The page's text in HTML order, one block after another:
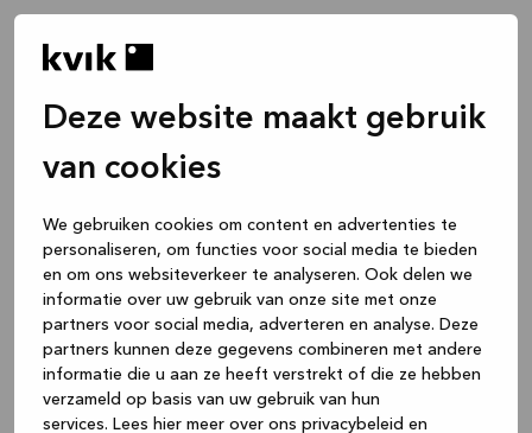
Deze website maakt gebruik
van cookies
We gebruiken cookies om content en advertenties te
personaliseren, om functies voor social media te bieden
en om ons websiteverkeer te analyseren. Ook delen we
informatie over uw gebruik van onze site met onze
partners voor social media, adverteren en analyse. Deze
partners kunnen deze gegevens combineren met andere
informatie die u aan ze heeft verstrekt of die ze hebben
verzameld op basis van uw gebruik van hun
services. Lees hier meer over ons privacybeleid en